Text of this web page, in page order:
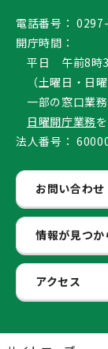
電話番号：
開庁時間：
平日 午前8時
（土曜日・日
一部の窓口業
日曜開庁業務
法人番号：
お問い合わ
情報が見つか
アクセス